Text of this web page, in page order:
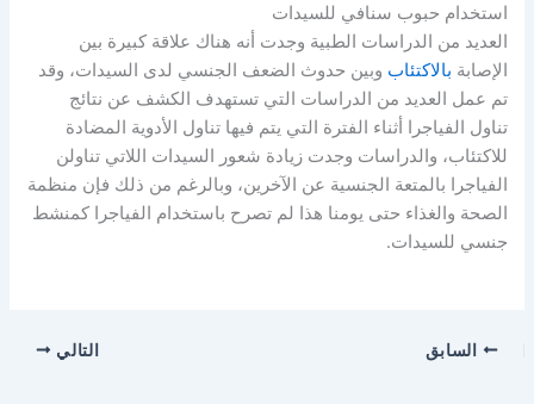
استخدام حبوب سنافي للسيدات
العديد من الدراسات الطبية وجدت أنه هناك علاقة كبيرة بين
الإصابة بالاكتئاب وبين حدوث الضعف الجنسي لدى السيدات، وقد
تم عمل العديد من الدراسات التي تستهدف الكشف عن نتائج
تناول الفياجرا أثناء الفترة التي يتم فيها تناول الأدوية المضادة
للاكتئاب، والدراسات وجدت زيادة شعور السيدات اللاتي تناولن
الفياجرا بالمتعة الجنسية عن الآخرين، وبالرغم من ذلك فإن منظمة
الصحة والغذاء حتى يومنا هذا لم تصرح باستخدام الفياجرا كمنشط
جنسي للسيدات.
السابق التالي